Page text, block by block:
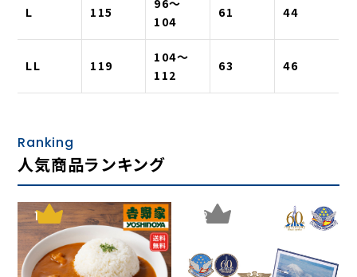
L 115
104
61 44
LL 119
104〜
112
63 46
Ranking
人気商品ランキング
1 2